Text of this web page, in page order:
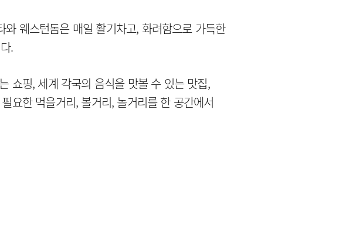
웨스턴돔은 매일 활기차고, 화려함으로 가득한
.
쇼핑, 세계 각국의 음식을 맛볼 수 있는 맛집,
요한 먹을거리, 볼거리, 놀거리를 한 공간에서